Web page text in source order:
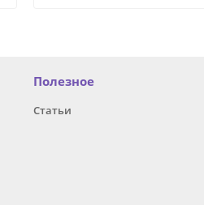
Полезное
Статьи